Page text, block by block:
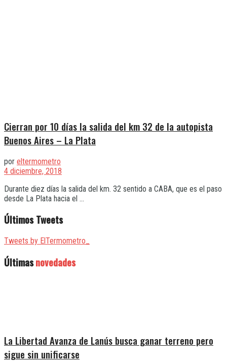
Cierran por 10 días la salida del km 32 de la autopista
Buenos Aires – La Plata
por eltermometro
4 diciembre, 2018
Durante diez días la salida del km. 32 sentido a CABA, que es el paso
desde La Plata hacia el ...
Últimos Tweets
Tweets by ElTermometro_
Últimasnovedades
La Libertad Avanza de Lanús busca ganar terreno pero
sigue sin unificarse